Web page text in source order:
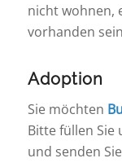
nicht wohnen,
vorhanden
Adoption
Sie möchten
Bitte füllen Sie
und senden